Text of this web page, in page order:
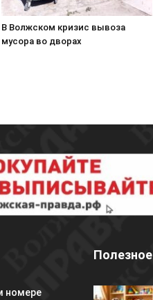
В Волжском кризис вывоза
мусора во дворах
номере
Полезное